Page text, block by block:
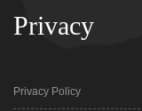
Privacy
Privacy Policy